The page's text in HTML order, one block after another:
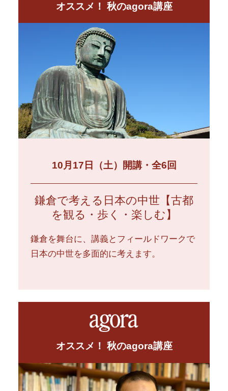
オススメ！ 秋のagora講座
10月17日（土）開講・全6回
鎌倉で考える日本の中世【古都
を観る・歩く・楽しむ】
鎌倉を舞台に、講義とフィールドワークで
日本の中世を多面的に考えます。
オススメ！ 秋のagora講座